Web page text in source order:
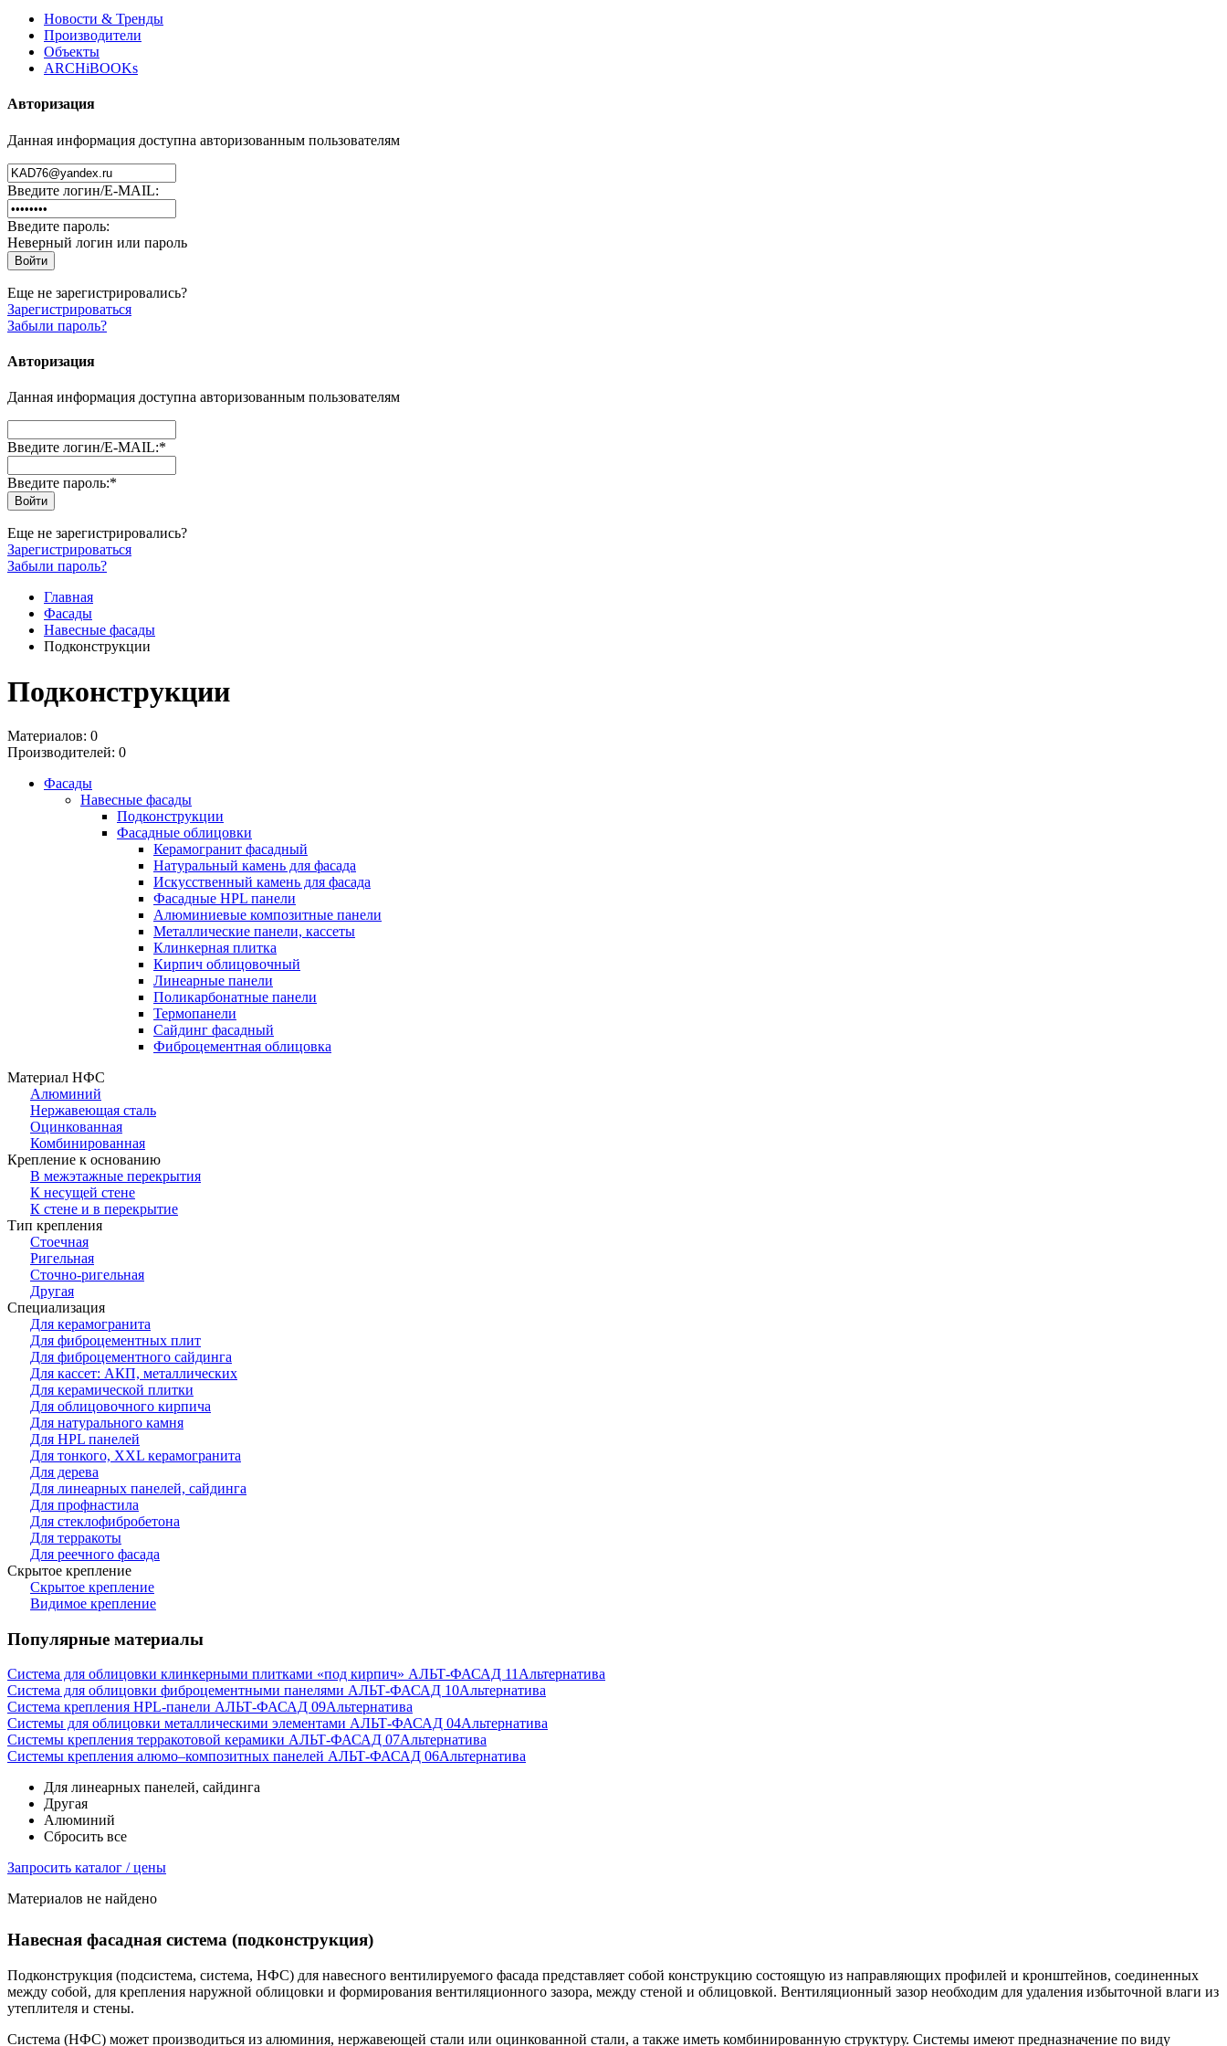
Новости & Тренды
Производители
Объекты
ARCHiBOOKs
Авторизация
Данная информация доступна авторизованным пользователям
Введите логин/E-MAIL:
Введите пароль:
Неверный логин или пароль
Еще не зарегистрировались?
Зарегистрироваться
Забыли пароль?
Авторизация
Данная информация доступна авторизованным пользователям
Введите логин/E-MAIL:*
Введите пароль:*
Еще не зарегистрировались?
Зарегистрироваться
Забыли пароль?
Главная
Фасады
Навесные фасады
Подконструкции
Подконструкции
Материалов: 0
Производителей: 0
Фасады
Навесные фасады
Подконструкции
Фасадные облицовки
Керамогранит фасадный
Натуральный камень для фасада
Искусственный камень для фасада
Фасадные HPL панели
Алюминиевые композитные панели
Металлические панели, кассеты
Клинкерная плитка
Кирпич облицовочный
Линеарные панели
Поликарбонатные панели
Термопанели
Сайдинг фасадный
Фиброцементная облицовка
Материал НФС
Алюминий
Нержавеющая сталь
Оцинкованная
Комбинированная
Крепление к основанию
В межэтажные перекрытия
К несущей стене
К стене и в перекрытие
Тип крепления
Стоечная
Ригельная
Сточно-ригельная
Другая
Специализация
Для керамогранита
Для фиброцементных плит
Для фиброцементного сайдинга
Для кассет: АКП, металлических
Для керамической плитки
Для облицовочного кирпича
Для натурального камня
Для HPL панелей
Для тонкого, XXL керамогранита
Для дерева
Для линеарных панелей, сайдинга
Для профнастила
Для стеклофибробетона
Для терракоты
Для реечного фасада
Скрытое крепление
Скрытое крепление
Видимое крепление
Популярные материалы
Система для облицовки клинкерными плитками «под кирпич» АЛЬТ-ФАСАД 11 Альтернатива
Система для облицовки фиброцементными панелями АЛЬТ-ФАСАД 10Альтернатива
Система крепления HPL-панели АЛЬТ-ФАСАД 09Альтернатива
Системы для облицовки металлическими элементами АЛЬТ-ФАСАД 04Альтернатива
Системы крепления терракотовой керамики АЛЬТ-ФАСАД 07Альтернатива
Cистемы крепления алюмо–композитных панелей АЛЬТ-ФАСАД 06Альтернатива
Для линеарных панелей, сайдинга
Другая
Алюминий
Сбросить все
Запросить каталог / цены
Материалов не найдено
Навесная фасадная система (подконструкция)
Подконструкция (подсистема, система, НФС) для навесного вентилируемого фасада представляет собой конструкцию состоящую из направляющих профилей и кронштейнов, соединенных
между собой, для крепления наружной облицовки и формирования вентиляционного зазора, между стеной и облицовкой. Вентиляционный зазор необходим для удаления избыточной влаги из
утеплителя и стены.
Система (НФС) может производиться из алюминия, нержавеющей стали или оцинкованной стали, а также иметь комбинированную структуру. Системы имеют предназначение по виду